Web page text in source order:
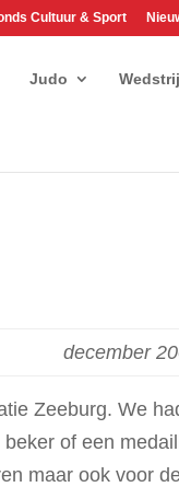
Cultuur & Sport
Judo
december
Zeeburg. We
of een
maar ook voor